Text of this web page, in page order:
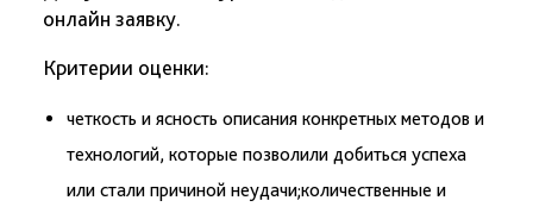
онлайн заявку.
Критерии оценки:
четкость и ясность описания конкретных методов и
технологий, которые позволили добиться успеха
или стали причиной неудачи;количественные и